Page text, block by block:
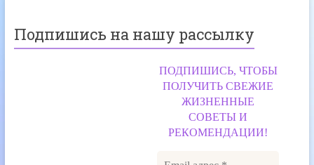
Подпишись на нашу рассылку
ПОДПИШИСЬ, ЧТОБЫ
ПОЛУЧИТЬ СВЕЖИЕ
ЖИЗНЕННЫЕ
СОВЕТЫ И
РЕКОМЕНДАЦИИ!